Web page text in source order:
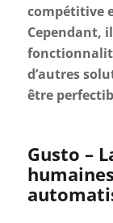
compétitive
Cependant,
d’autres
être
Gusto –